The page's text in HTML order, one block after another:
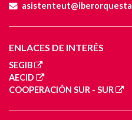
ENLACES DE INTERÉS
SEGIB
AECID
COOPERACIÓN SUR - SUR